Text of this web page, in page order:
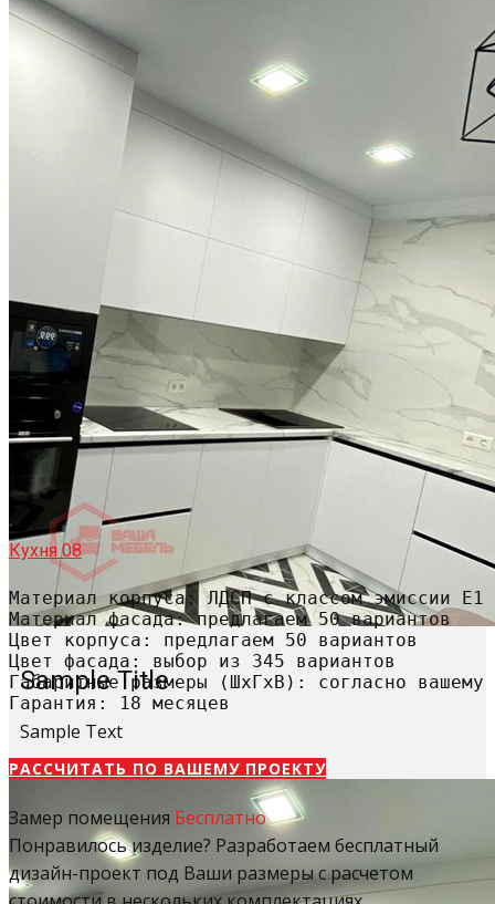
Sample Title
Sample Text
Кухня 08
Материал корпуса: ЛДСП с классом эмиссии Е1
Материал фасада: предлагаем 50 вариантов
Цвет корпуса: предлагаем 50 вариантов
Цвет фасада: выбор из 345 вариантов
Габаритные размеры (ШхГхВ): согласно вашему
Гарантия: 18 месяцев
РАССЧИТАТЬ​ ПО ВАШЕМУ ПРОЕКТУ
Замер помещения Бесплатно
Понравилось изделие? Разработаем бесплатный
дизайн-проект под Ваши размеры с расчетом